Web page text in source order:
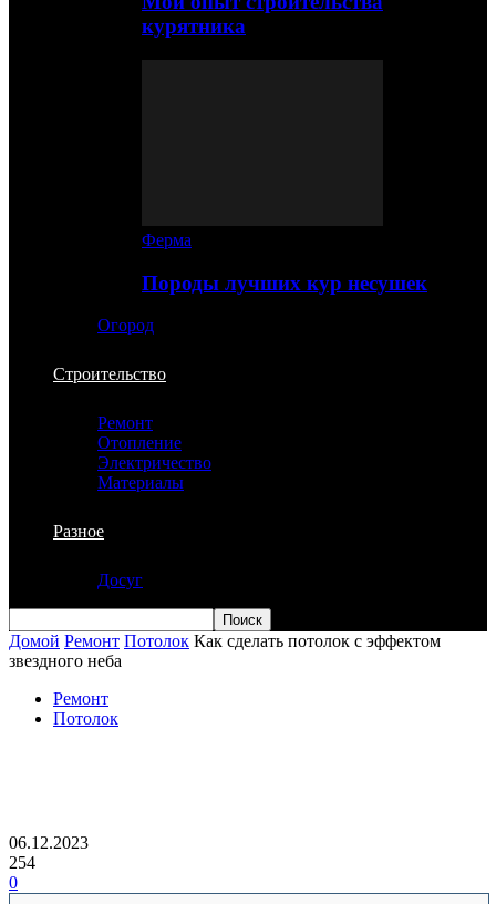
курятника
Ферма
Породы лучших кур несушек
Огород
Строительство
Ремонт
Отопление
Электричество
Материалы
Разное
Досуг
Домой Ремонт Потолок Как сделать потолок с эффектом
звездного неба
Ремонт
Потолок
06.12.2023
254
0